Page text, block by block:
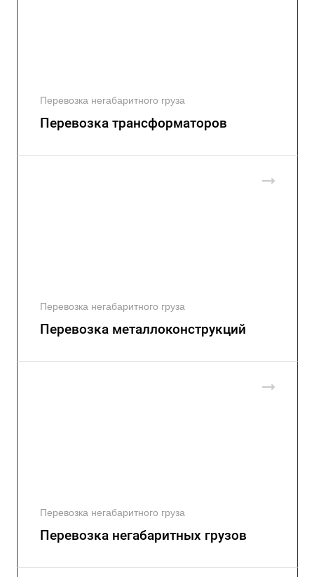
Перевозка негабаритного груза
Перевозка трансформаторов
Перевозка негабаритного груза
Перевозка металлоконструкций
Перевозка негабаритного груза
Перевозка негабаритных грузов